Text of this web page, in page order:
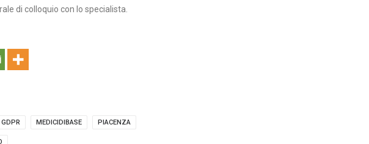
di colloquio con lo specialista.
GDPR MEDICIDIBASE PIACENZA